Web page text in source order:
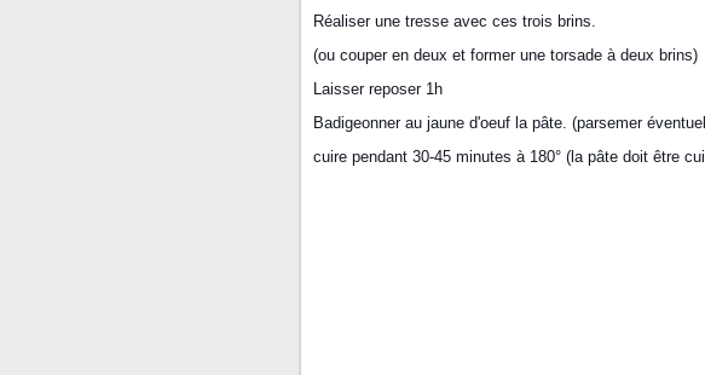
Réaliser une tresse avec ces trois brins.
(ou couper en deux et former une torsade à deux brins)
Laisser reposer 1h
Badigeonner au jaune d'oeuf la pâte. (parsemer
cuire pendant 30-45 minutes à 180° (la pâte doit être